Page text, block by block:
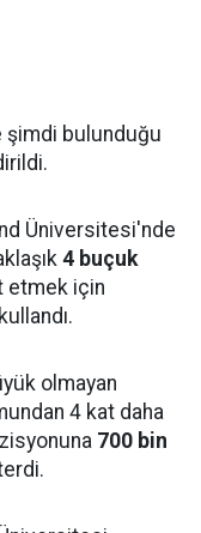
şimdi bulunduğu
Üniversitesi'nde
4 buçuk
etmek için
olmayan
4 kat daha
700 bin